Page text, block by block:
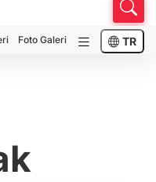
Foto Galeri TR